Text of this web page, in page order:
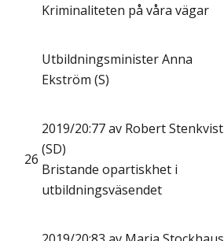
Kriminaliteten på våra vägar
Utbildningsminister Anna
Ekström (S)
26
2019/20:77 av Robert Stenkvist
(SD)
Bristande opartiskhet i
utbildningsväsendet